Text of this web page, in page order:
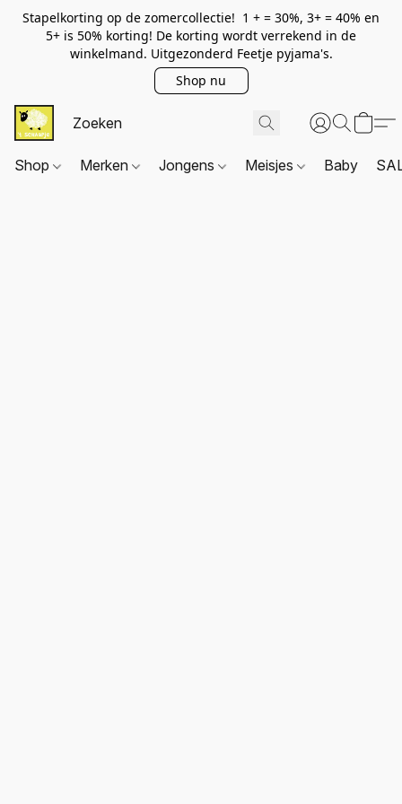
Stapelkorting op de zomercollectie! 1 + = 30%, 3+ = 40% en
5+ is 50% korting! De korting wordt verrekend in de
winkelmand. Uitgezonderd Feetje pyjama's.
Shop nu
Shop Merken Jongens Meisjes Baby